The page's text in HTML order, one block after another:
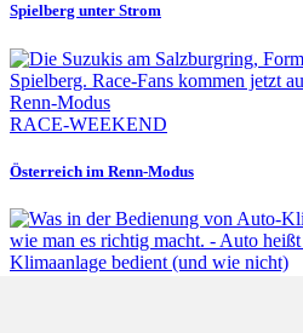
Spielberg unter Strom
RACE-WEEKEND
Österreich im Renn-Modus